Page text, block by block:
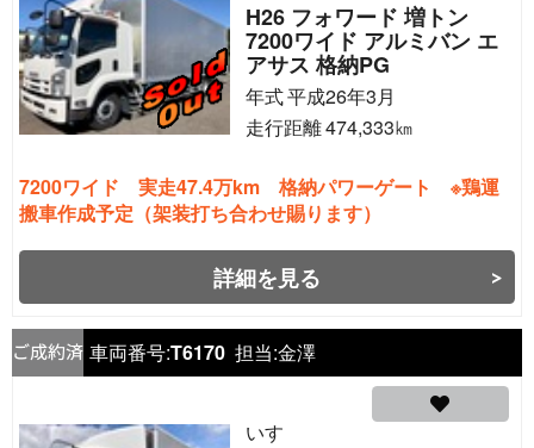
H26 フォワード 増トン
7200ワイド アルミバン エ
アサス 格納PG
年式平成26年3月
走行距離474,333㎞
7200ワイド 実走47.4万km 格納パワーゲート ※鶏運
搬車作成予定（架装打ち合わせ賜ります）
詳細を見る
車両番号:T6170 担当:金澤
いすゞ